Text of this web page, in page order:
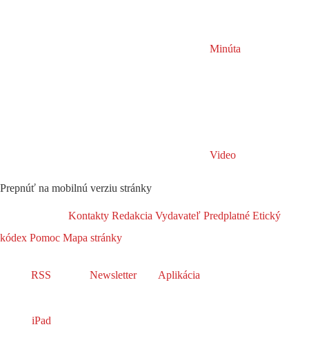
Minúta
Video
Prepnúť na mobilnú verziu stránky
Kontakty Redakcia Vydavateľ Predplatné Etický
kódex Pomoc Mapa stránky
RSS Newsletter Aplikácia
iPad